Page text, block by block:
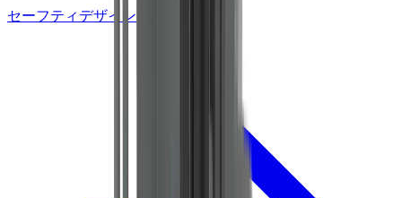
セーフティデザイン